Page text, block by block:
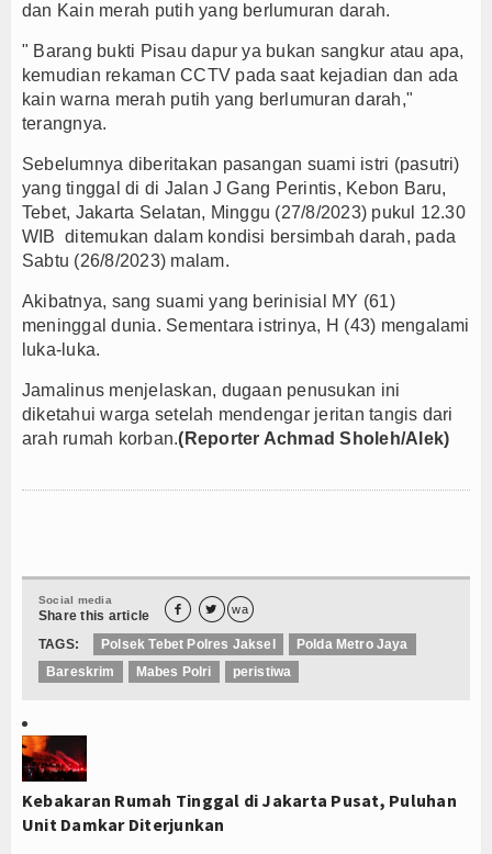
dan Kain merah putih yang berlumuran darah.
" Barang bukti Pisau dapur ya bukan sangkur atau apa,
kemudian rekaman CCTV pada saat kejadian dan ada
kain warna merah putih yang berlumuran darah,"
terangnya.
Sebelumnya diberitakan pasangan suami istri (pasutri)
yang tinggal di di Jalan J Gang Perintis, Kebon Baru,
Tebet, Jakarta Selatan, Minggu (27/8/2023) pukul 12.30
WIB ditemukan dalam kondisi bersimbah darah, pada
Sabtu (26/8/2023) malam.
Akibatnya, sang suami yang berinisial MY (61)
meninggal dunia. Sementara istrinya, H (43) mengalami
luka-luka.
Jamalinus menjelaskan, dugaan penusukan ini
diketahui warga setelah mendengar jeritan tangis dari
arah rumah korban.(Reporter Achmad Sholeh/Alek)
Social media
Share this article   wa
TAGS: Polsek Tebet Polres Jaksel
Polda Metro Jaya
Bareskrim
Mabes Polri peristiwa
Kebakaran Rumah Tinggal di Jakarta Pusat, Puluhan
Unit Damkar Diterjunkan